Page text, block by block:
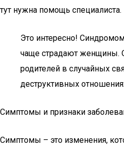
тут нужна помощь специалиста.
Это интересно!
чаще страдают женщины.
родителей в случайных
деструктивных
Симптомы и признаки
Симптомы – это изменения,